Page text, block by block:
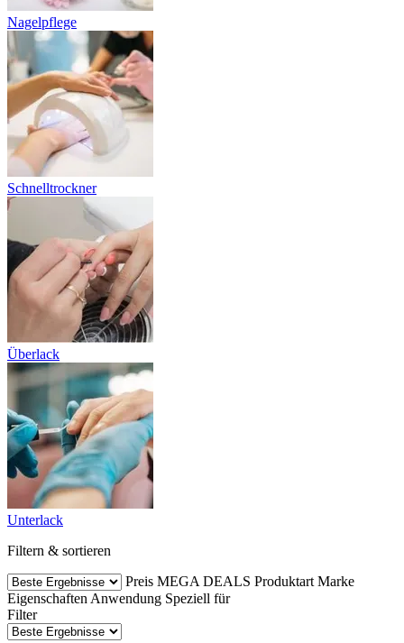
Nagelpflege
Schnelltrockner
Überlack
Unterlack
Filtern & sortieren
Preis MEGA DEALS Produktart Marke
Eigenschaften Anwendung Speziell für
Filter